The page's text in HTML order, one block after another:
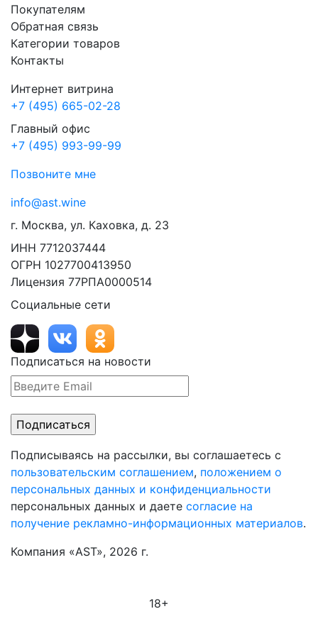
Покупателям
Обратная связь
Категории товаров
Контакты
Интернет витрина
+7 (495) 665-02-28
Главный офис
+7 (495) 993-99-99
Позвоните мне
info@ast.wine
г. Москва, ул. Каховка, д. 23
ИНН 7712037444
ОГРН 1027700413950
Лицензия 77РПА0000514
Социальные сети
Подписаться на новости
Подписываясь на рассылки, вы соглашаетесь с
пользовательским соглашением, положением о
персональных данных и конфиденциальности
персональных данных и даете согласие на
получение рекламно-информационных материалов.
Компания «AST», 2026 г.
18+